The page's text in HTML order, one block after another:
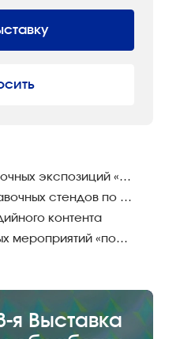
Организация выставочных экспозиций «под ключ»
Строительство выставочных стендов по всему миру
контента
Организация деловых мероприятий «под ключ»
я Выставка